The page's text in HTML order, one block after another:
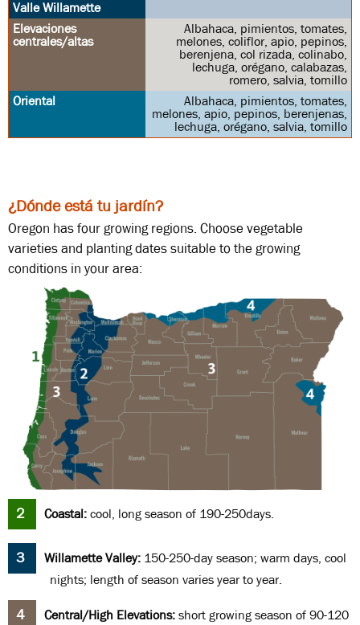
Albahaca, pimientos, tomates,
melones, coliflor, apio, pepinos,
berenjena, col rizada, colinabo,
lechuga, orégano, calabazas,
romero, salvia, tomillo
Albahaca, pimientos, tomates,
melones, apio, pepinos, berenjenas,
lechuga, orégano, salvia, tomillo
¿Dónde está tu jardín?
Oregon has four growing regions. Choose vegetable
varieties and planting dates suitable to the growing
conditions in your area:
Coastal:cool, long season of 190-250days.
Willamette Valley: 150-250-day season; warm days, cool
nights; length of season varies year to year.
Central/High Elevations:short growing season of 90-120